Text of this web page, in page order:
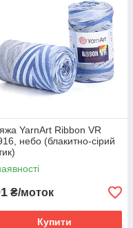
YarnArt Ribbon VR
небо (блакитно-сірий
₴/моток
Купити